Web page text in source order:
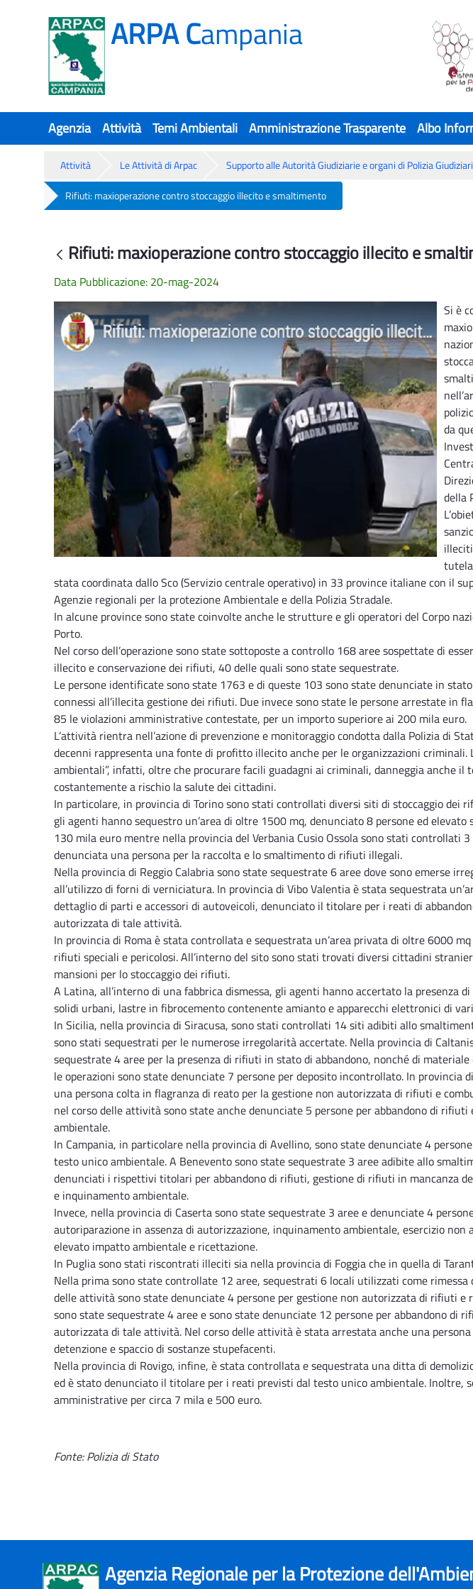
ARPA Campania
Agenzia Attività Temi Ambientali Amministrazione Trasparente Albo
Attività Le Attività di Arpac Supporto alle Autorità Giudiziarie e organi di Polizia
Rifiuti: maxioperazione contro stoccaggio illecito e smaltimento
Rifiuti: maxioperazione contro stoccaggio illecito e
Data Pubblicazione: 20-mag-2024
Si è
da
della
stata coordinata dallo Sco (Servizio centrale operativo) in 33 province italiane con il
Agenzie regionali per la protezione Ambientale e della Polizia Stradale.
In alcune province sono state coinvolte anche le strutture e gli operatori del Corpo
Porto.
Nel corso dell’operazione sono state sottoposte a controllo 168 aree sospettate di
illecito e conservazione dei rifiuti, 40 delle quali sono state sequestrate.
Le persone identificate sono state 1763 e di queste 103 sono state denunciate in
connessi all’illecita gestione dei rifiuti. Due invece sono state le persone arrestate in
85 le violazioni amministrative contestate, per un importo superiore ai 200 mila euro.
L’attività rientra nell’azione di prevenzione e monitoraggio condotta dalla Polizia di
decenni rappresenta una fonte di profitto illecito anche per le organizzazioni criminali.
ambientali”, infatti, oltre che procurare facili guadagni ai criminali, danneggia anche
costantemente a rischio la salute dei cittadini.
In particolare, in provincia di Torino sono stati controllati diversi siti di stoccaggio dei
gli agenti hanno sequestro un’area di oltre 1500 mq, denunciato 8 persone ed
130 mila euro mentre nella provincia del Verbania Cusio Ossola sono stati controllati
denunciata una persona per la raccolta e lo smaltimento di rifiuti illegali.
Nella provincia di Reggio Calabria sono state sequestrate 6 aree dove sono emerse
all’utilizzo di forni di verniciatura. In provincia di Vibo Valentia è stata sequestrata
dettaglio di parti e accessori di autoveicoli, denunciato il titolare per i reati di
autorizzata di tale attività.
In provincia di Roma è stata controllata e sequestrata un’area privata di oltre 6000
rifiuti speciali e pericolosi. All’interno del sito sono stati trovati diversi cittadini
mansioni per lo stoccaggio dei rifiuti.
A Latina, all’interno di una fabbrica dismessa, gli agenti hanno accertato la presenza
solidi urbani, lastre in fibrocemento contenente amianto e apparecchi elettronici di
In Sicilia, nella provincia di Siracusa, sono stati controllati 14 siti adibiti allo
sono stati sequestrati per le numerose irregolarità accertate. Nella provincia di
sequestrate 4 aree per la presenza di rifiuti in stato di abbandono, nonché di
le operazioni sono state denunciate 7 persone per deposito incontrollato. In provincia
una persona colta in flagranza di reato per la gestione non autorizzata di rifiuti e
nel corso delle attività sono state anche denunciate 5 persone per abbandono di
ambientale.
In Campania, in particolare nella provincia di Avellino, sono state denunciate 4
testo unico ambientale. A Benevento sono state sequestrate 3 aree adibite allo
denunciati i rispettivi titolari per abbandono di rifiuti, gestione di rifiuti in mancanza
e inquinamento ambientale.
Invece, nella provincia di Caserta sono state sequestrate 3 aree e denunciate 4
autoriparazione in assenza di autorizzazione, inquinamento ambientale, esercizio
elevato impatto ambientale e ricettazione.
In Puglia sono stati riscontrati illeciti sia nella provincia di Foggia che in quella di
Nella prima sono state controllate 12 aree, sequestrati 6 locali utilizzati come
delle attività sono state denunciate 4 persone per gestione non autorizzata di rifiuti e
sono state sequestrate 4 aree e sono state denunciate 12 persone per abbandono di
autorizzata di tale attività. Nel corso delle attività è stata arrestata anche una
detenzione e spaccio di sostanze stupefacenti.
Nella provincia di Rovigo, infine, è stata controllata e sequestrata una ditta di
ed è stato denunciato il titolare per i reati previsti dal testo unico ambientale. Inoltre,
amministrative per circa 7 mila e 500 euro.
Fonte: Polizia di Stato
Agenzia Regionale per la Protezione